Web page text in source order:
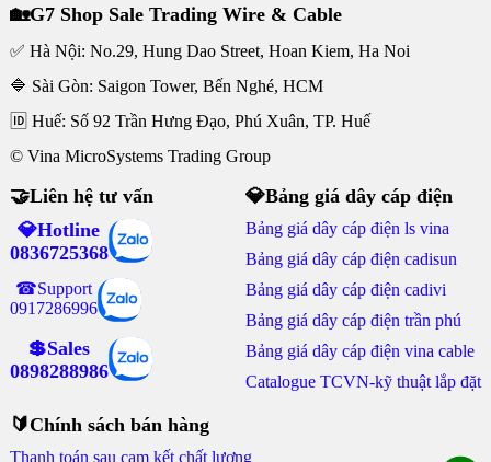
🏡G7 Shop Sale Trading Wire & Cable
✅ Hà Nội: No.29, Hung Dao Street, Hoan Kiem, Ha Noi
🔷 Sài Gòn: Saigon Tower, Bến Nghé, HCM
🆔 Huế: Số 92 Trần Hưng Đạo, Phú Xuân, TP. Huế
© Vina MicroSystems Trading Group
🤝Liên hệ tư vấn
💎Hotline
0836725368
☎Support
0917286996
💲Sales
0898288986
💎Bảng giá dây cáp điện
Bảng giá dây cáp điện ls vina
Bảng giá dây cáp điện cadisun
Bảng giá dây cáp điện cadivi
Bảng giá dây cáp điện trần phú
Bảng giá dây cáp điện vina cable
Catalogue TCVN-kỹ thuật lắp đặt
🔰Chính sách bán hàng
Thanh toán sau cam kết chất lượng